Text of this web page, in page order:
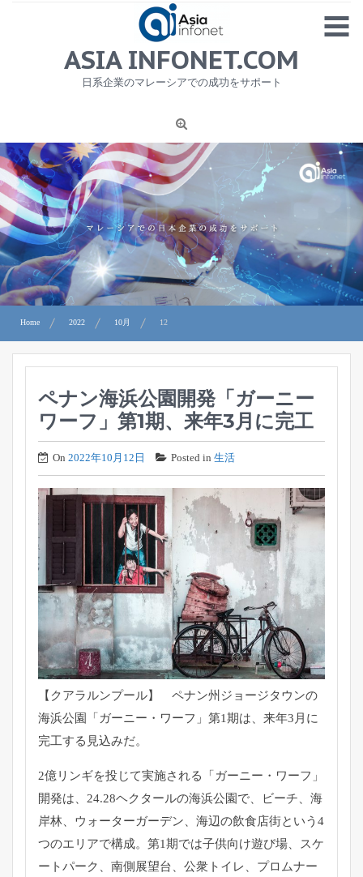
MENU
1
ニュース
労務サービス
プライバシーポリシー及び著作権について
お問合せ
ASIA INFONET.COM
日系企業のマレーシアでの成功をサポート
Home 2022 10月 12
ペナン海浜公園開発「ガーニー
ワーフ」第1期、来年3月に完工
On 2022年10月12日 Posted in 生活
【クアラルンプール】 ペナン州ジョージタウンの
海浜公園「ガーニー・ワーフ」 第1期は、来年3月に
完工する見込みだ。
2億リンギを投じて実施される「ガーニー・ワーフ」
開発は、 24.28ヘクタールの海浜公園で、ビーチ、海
岸林、 ウォーターガーデン、海辺の飲食店街という4
つのエリアで構成。 第1期では子供向け遊び場、スケ
ートパーク、南側展望台、 公衆トイレ、プロムナー